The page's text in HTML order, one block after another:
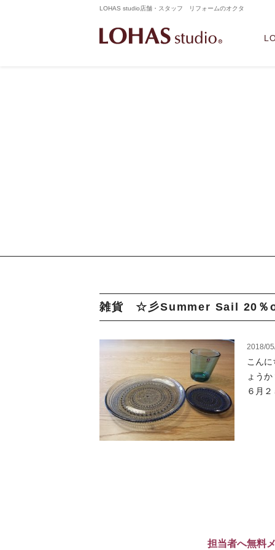
LOHAS studio店舗・スタッフ リフォームのオクタ
雑貨 ☆彡Summer Sail 20
2018/
こん
ょう
６月
担当者へ無料